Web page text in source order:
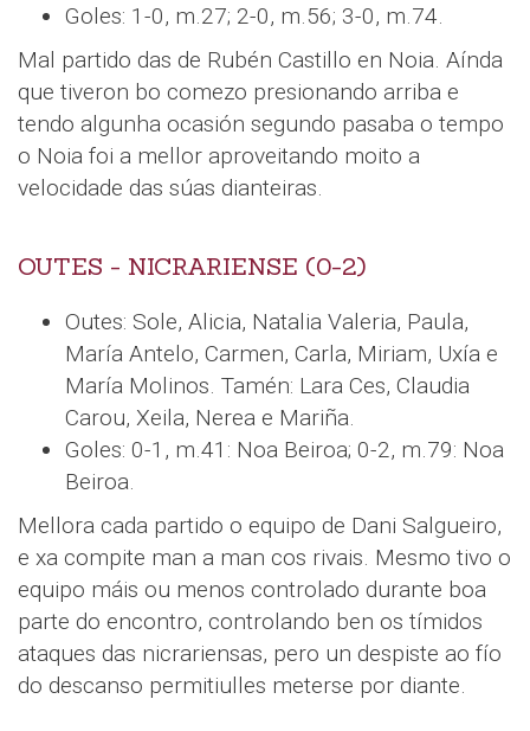
Goles: 1-0, m.27; 2-0, m.56; 3-0, m.74.
Mal partido das de Rubén Castillo en Noia. Aínda
que tiveron bo comezo presionando arriba e
tendo algunha ocasión segundo pasaba o tempo
o Noia foi a mellor aproveitando moito a
velocidade das súas dianteiras.
OUTES - NICRARIENSE (0-2)
Outes: Sole, Alicia, Natalia Valeria, Paula,
María Antelo, Carmen, Carla, Miriam, Uxía e
María Molinos. Tamén: Lara Ces, Claudia
Carou, Xeila, Nerea e Mariña.
Goles: 0-1, m.41: Noa Beiroa; 0-2, m.79: Noa
Beiroa.
Mellora cada partido o equipo de Dani Salgueiro,
e xa compite man a man cos rivais. Mesmo tivo o
equipo máis ou menos controlado durante boa
parte do encontro, controlando ben os tímidos
ataques das nicrariensas, pero un despiste ao fío
do descanso permitiulles meterse por diante.